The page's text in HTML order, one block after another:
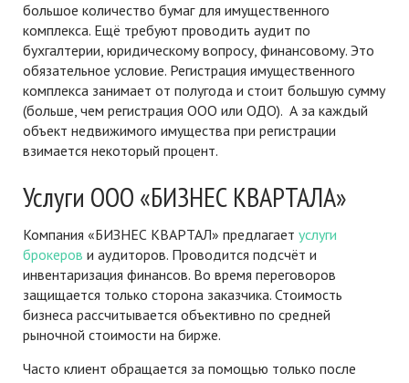
большое количество бумаг для имущественного
комплекса. Ещё требуют проводить аудит по
бухгалтерии, юридическому вопросу, финансовому. Это
обязательное условие. Регистрация имущественного
комплекса занимает от полугода и стоит большую сумму
(больше, чем регистрация ООО или ОДО). А за каждый
объект недвижимого имущества при регистрации
взимается некоторый процент.
Услуги ООО «БИЗНЕС КВАРТАЛА»
Компания «БИЗНЕС КВАРТАЛ» предлагает услуги
брокеров и аудиторов. Проводится подсчёт и
инвентаризация финансов. Во время переговоров
защищается только сторона заказчика. Стоимость
бизнеса рассчитывается объективно по средней
рыночной стоимости на бирже.
Часто клиент обращается за помощью только после